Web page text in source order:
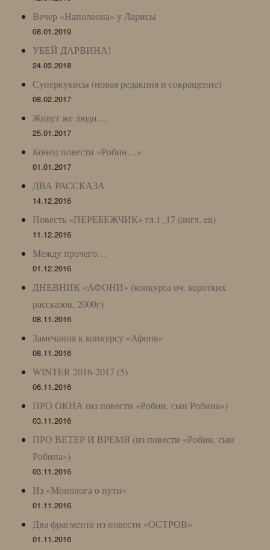
Вечер «Наполеона» у Ларисы
08.01.2019
УБЕЙ ДАРВИНА!
24.03.2018
Суперкукисы (новая редакция и сокращение)
08.02.2017
Живут же люди…
25.01.2017
Конец повести «Робин…»
01.01.2017
ДВА РАССКАЗА
14.12.2016
Повесть «ПЕРЕБЕЖЧИК» гл.1_17 (англ. en)
11.12.2016
Между прочего…
01.12.2016
ДНЕВНИК «АФОНИ» (конкурса оч. коротких
рассказов, 2000г)
08.11.2016
Замечания к конкурсу «Афоня»
08.11.2016
WINTER 2016-2017 (5)
06.11.2016
ПРО ОКНА (из повести «Робин, сын Робина»)
03.11.2016
ПРО ВЕТЕР И ВРЕМЯ (из повести «Робин, сын
Робина»)
03.11.2016
Из «Монолога о пути»
01.11.2016
Два фрагмента из повести «ОСТРОВ»
01.11.2016